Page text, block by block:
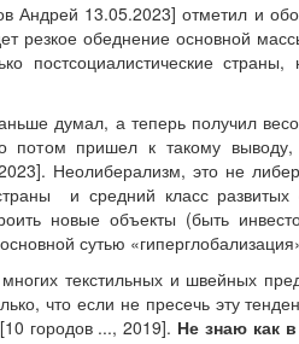
Андрей 13.05.2023] отметил и
резкое обеднение основной
постсоциалистические
думал, а теперь получил
потом пришел к такому
Неолиберализм, это не
и средний класс развитых
новые объекты (быть
сутью
текстильных и швейных
что если не пресечь эту
городов ..., 2019]. Не знаю как